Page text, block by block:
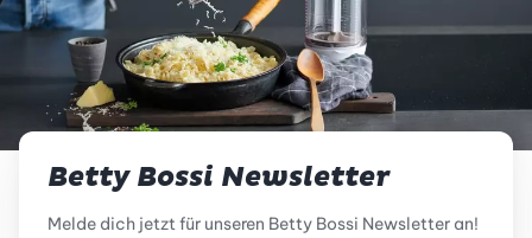
Betty Bossi Newsletter
Melde dich jetzt für unseren Betty Bossi Newsletter an!